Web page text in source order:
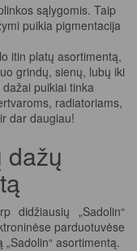
sąlygomis. Taip
puikia pigmentacija
itin platų asortimentą,
grindų, sienų, lubų iki
puikiai tinka
radiatoriams,
dar daugiau!
dažų
didžiausių „Sadolin“
parduotuvėse
asortimentą.